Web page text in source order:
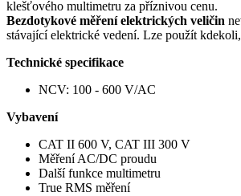
klešťového multimetru za příznivou cenu.
Bezdotykové měření elektrických veličin
stávající elektrické vedení. Lze použít
Technické specifikace
NCV: 100 - 600 V/AC
Vybavení
CAT II 600 V, CAT III 300 V
Měření AC/DC proudu
Další funkce multimetru
True RMS měření